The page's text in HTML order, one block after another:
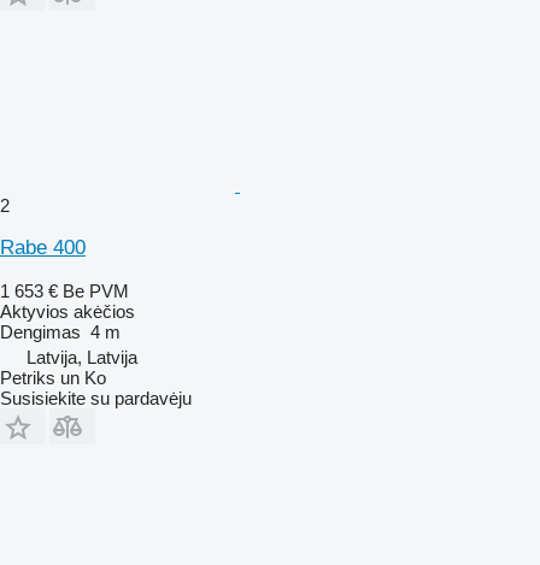
2
Rabe 400
1 653 € Be PVM
Aktyvios akėčios
Dengimas 4 m
Latvija, Latvija
Petriks un Ko
Susisiekite su pardavėju